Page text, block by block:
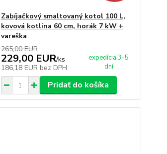
Zabíjačkový smaltovaný kotol 100 L,
kovová kotlina 60 cm, horák 7 kW +
vareška
265,00 EUR
229,00 EUR/ks
186,18 EUR bez DPH
expedícia 3-5
dní
Pridať do košíka